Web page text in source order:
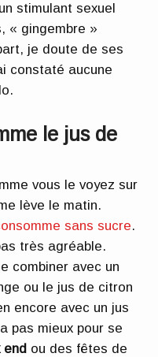
stimulant sexuel
« gingembre »
je doute de ses
constaté aucune
le jus de
vous le voyez sur
lève le matin.
sans sucre.
très agréable.
combiner avec un
ou le jus de citron
encore avec un jus
pas mieux pour se
end ou des fêtes de